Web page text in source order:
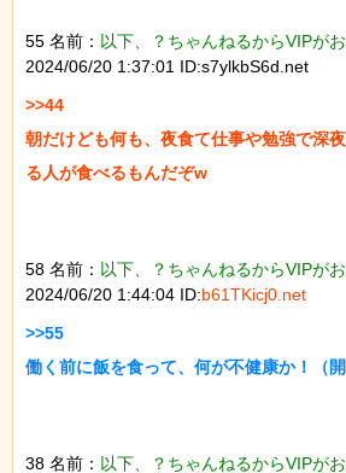
55 名前： 以下、？ちゃんねるからVIPが
2024/06/20 1:37:01 ID:s7ylkbS6d.net
>>44
朝だけども何も、夜食て仕事や勉強で深
る人が食べるもんだぞw
58 名前： 以下、？ちゃんねるからVIPが
2024/06/20 1:44:04 ID:b61TKicj0.net
>>55
働く前に飯を食って、何が不健康か！（
38 名前： 以下、？ちゃんねるからVIPが